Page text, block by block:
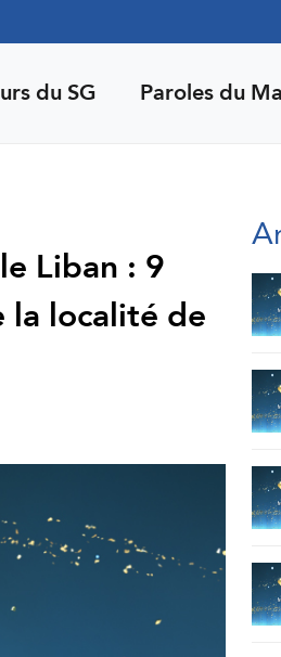
du SG Paroles du
Liban : 9
la localité de